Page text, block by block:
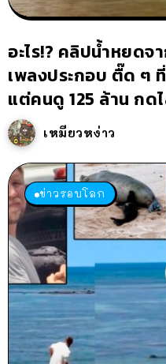
อะไร!? คลิปน้ำหยด
เพลงประกอบ ตื๊ด ๆ ที่
แต่คนดู 125 ล้าน กด
เหมียวหง่าว
ข่าวรอบโลก